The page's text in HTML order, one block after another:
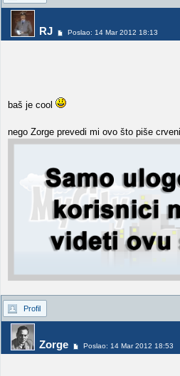
RJ Poslao: 14 Mar 2012 18:13
baš je cool
nego Zorge prevedi mi ovo što piše
Profil
Zorge Poslao: 14 Mar 2012 18:53